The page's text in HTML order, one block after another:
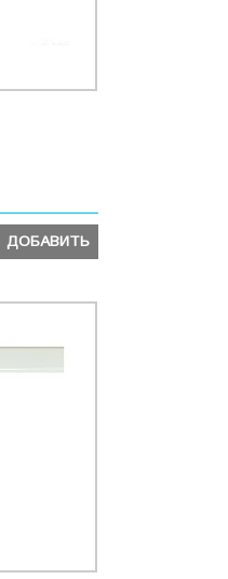
ДОБАВИТЬ